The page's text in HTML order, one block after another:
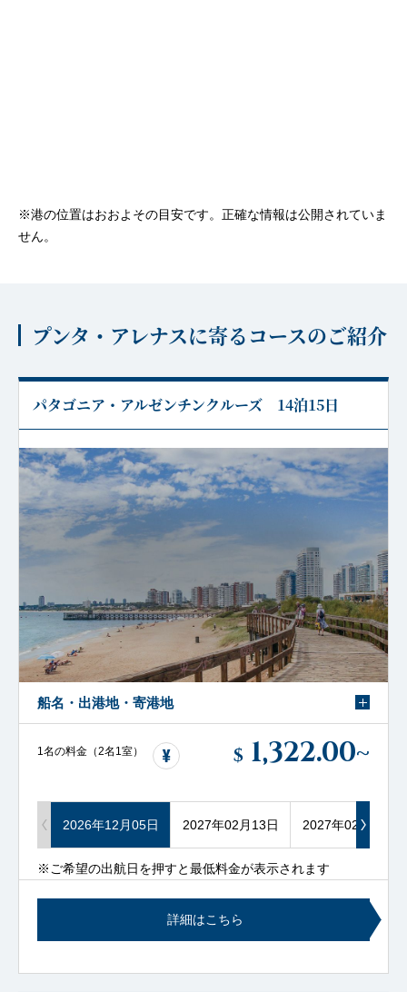
※港の位置はおおよその目安です。正確な情報は公開されていま
せん。
プンタ・アレナスに寄るコースのご紹介
パタゴニア・アルゼンチンクルーズ 14泊15日
船名・出港地・寄港地
1名の料金（2名1室） $ 1,322.00~
2026年12月05日 2027年02月13日 2027年02月27日
※ご希望の出航日を押すと最低料金が表示されます
詳細はこちら